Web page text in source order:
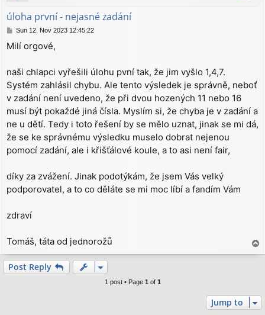
úloha první - nejasné zadání
P
s
Sun 12. Nov 2023 12:45:22
Milí orgové,
naši chlapci vyřešili úlohu pvní tak, že jim vyšlo 1,4,7.
Systém zahlásil chybu. Ale tento výsledek je správně, neboť
v zadání není uvedeno, že při dvou hozených 11 nebo 16
musí být pokaždé jiná čísla. Myslím si, že chyba je v zadání a
ne u dětí. Tedy i toto řešení by se mělo uznat, jinak se mi dá,
že se ke správnému výsledku muselo dobrat nejenou
pomocí zadání, ale i křišťálové koule, a to asi není fair,
díky za zvážení. Jinak podotýkám, že jsem Vás velký
podporovatel, a to co děláte se mi moc líbí a fandím Vám
zdraví
Tomáš, táta od jednorožů
o
Post Reply
1 post • Page 1 of 1
Jump to